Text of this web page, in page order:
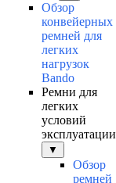
Обзор
конвейерных
ремней для
легких
нагрузок
Bando
Ремни для
легких
условий
эксплуатации
▼
Обзор
ремней